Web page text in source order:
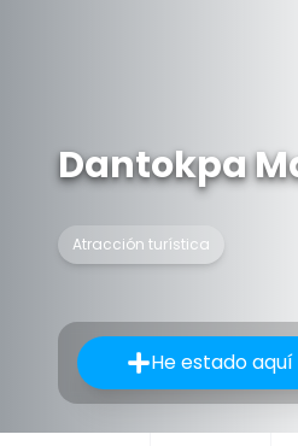
Dantokpa
Atracción turística
He estado aquí